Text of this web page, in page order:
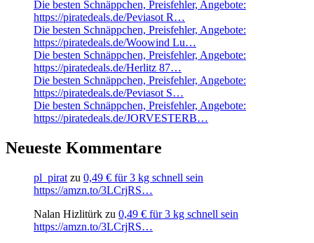
Die besten Schnäppchen, Preisfehler, Angebote:
https://piratedeals.de/Peviasot R…
Die besten Schnäppchen, Preisfehler, Angebote:
https://piratedeals.de/Woowind Lu…
Die besten Schnäppchen, Preisfehler, Angebote:
https://piratedeals.de/Herlitz 87…
Die besten Schnäppchen, Preisfehler, Angebote:
https://piratedeals.de/Peviasot S…
Die besten Schnäppchen, Preisfehler, Angebote:
https://piratedeals.de/JORVESTERB…
Neueste Kommentare
pl_pirat zu 0,49 € für 3 kg schnell sein
https://amzn.to/3LCrjRS…
Nalan Hizlitürk zu 0,49 € für 3 kg schnell sein
https://amzn.to/3LCrjRS…